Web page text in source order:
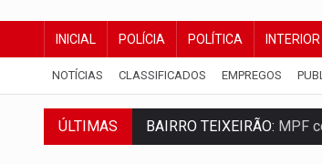
INICIAL POLÍCIA POLÍTICA INTERIOR
NOTÍCIAS CLASSIFICADOS EMPREGOS
ÚLTIMAS
BAIRRO TEIXEIRÃO:MPF
SUCESSO NA ABERTURA: